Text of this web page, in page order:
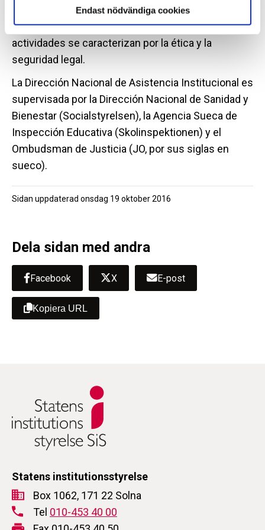
Endast nödvändiga cookies
Los métodos de tratamiento que utilizamos se
basan en investigaciones científicas. Nuestras
actividades se caracterizan por la ética y la
seguridad legal.
La Dirección Nacional de Asistencia Institucional es
supervisada por la Dirección Nacional de Sanidad y
Bienestar (Socialstyrelsen), la Agencia Sueca de
Inspección Educativa (Skolinspektionen) y el
Ombudsman de Justicia (JO, por sus siglas en
sueco).
Sidan uppdaterad onsdag 19 oktober 2016
Dela sidan med andra
Facebook X E-post
Kopiera URL
Statens institutionsstyrelse
Box 1062, 171 22 Solna
Tel 010-453 40 00